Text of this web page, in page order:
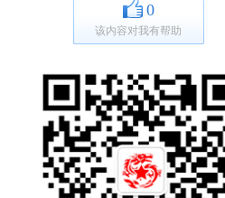
0
该内容对我有帮助